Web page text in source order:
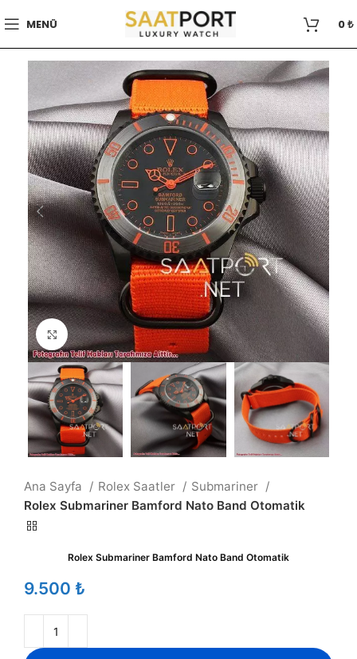
MENÜ 0₺
Büyütmek için tıklayın
Ana Sayfa Rolex Saatler
Submariner
Rolex Submariner Bamford Nato Band Otomatik
Rolex Submariner Bamford Nato Band Otomatik
₺